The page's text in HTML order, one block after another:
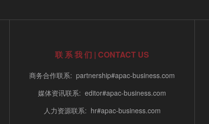
联 系 我 们 | CONTACT US
商务合作联系: partnership#apac-business.com
媒体资讯联系: editor#apac-business.com
人力资源联系: hr#apac-business.com